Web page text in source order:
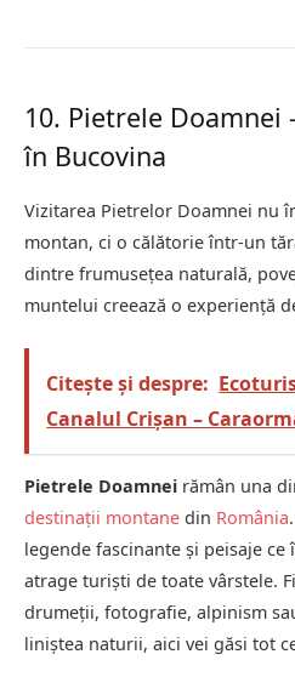
10. Pietrele Doamnei
în Bucovina
Vizitarea Pietrelor Doamnei nu
montan, ci o călătorie într-un
dintre frumusețea naturală,
muntelui creează o experiență
Citește și despre:
Canalul Crișan –
Pietrele Doamnei rămân una
destinații montane din România
legende fascinante și peisaje
atrage turiști de toate vârstele.
drumeții, fotografie, alpinism
liniștea naturii, aici vei găsi tot